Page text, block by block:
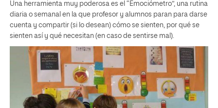
Una herramienta muy poderosa es el “Emociómetro”, una rutina
diaria o semanal en la que profesor y alumnos paran para darse
cuenta y compartir (si lo desean) cómo se sienten, por qué se
sienten así y qué necesitan (en caso de sentirse mal).